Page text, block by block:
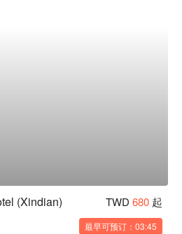
(Xindian) TWD 680 起
最早可预订：03:45